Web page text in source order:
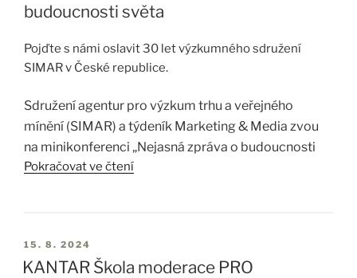
Jak můžete maximalizovat efektivitu
LINK+ nabízí i měření skrze…
relevanci pro zákazníky. Inkluze totiž není jen otázkou
začleňovat…
budoucnosti světa
Pojďte s námi oslavit 30 let výzkumného sdružení
SIMAR v České republice.
Sdružení agentur pro výzkum trhu a veřejného
mínění (SIMAR) a týdeník Marketing & Media zvou
na minikonferenci „Nejasná zpráva o budoucnosti
světa“, která se uskuteční 25. září 2024 v Radlické
oblastí:
Pokračovat ve čtení
15. 8. 2024
KANTAR Škola moderace PRO